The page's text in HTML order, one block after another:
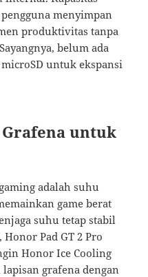
menyimpan
produktivitas tanpa
belum ada
untuk ekspansi
untuk
adalah suhu
game berat
suhu tetap stabil
Pad GT 2 Pro
Honor Ice Cooling
grafena dengan